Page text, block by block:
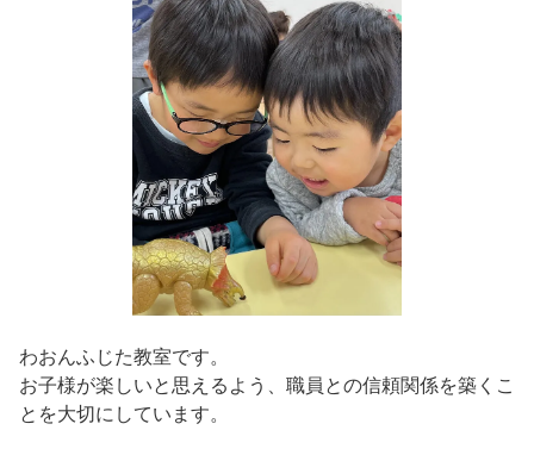
わおんふじた教室です。
お子様が楽しいと思えるよう、職員との信頼関係を築くこ
とを大切にしています。